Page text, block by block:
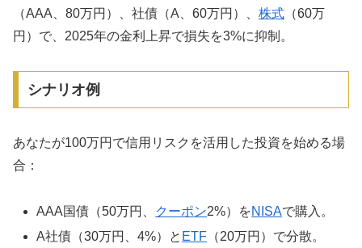
（AAA、80万円）、社債（A、60万円）、 株式 （60万
円）で、2025年の金利上昇で損失を3%に抑制。
シナリオ例
あなたが100万円で信用リスクを活用した投資を始める場
合：
AAA国債（50万円、 クーポン2%）をNISAで購入。
A社債（30万円、4%）と ETF （20万円）で分散。